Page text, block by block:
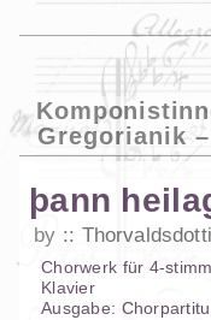
Gregorianik
þann
by
Chorwerk für 4-
Klavier
Ausgabe: